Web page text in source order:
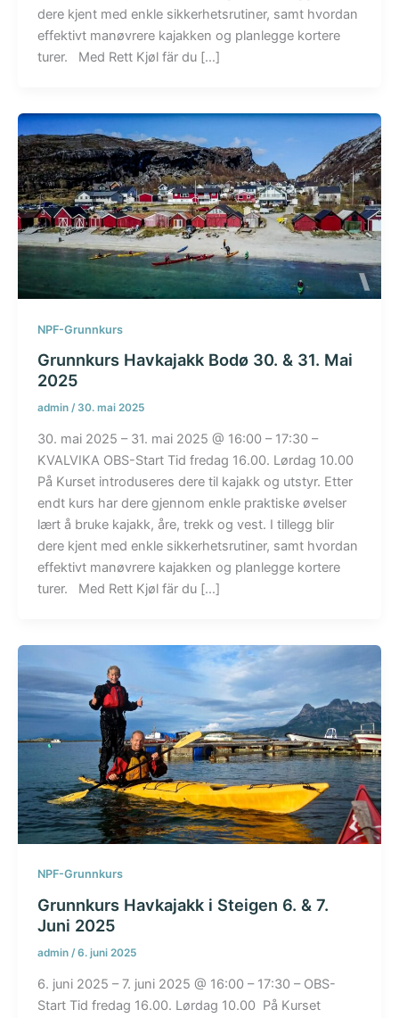
dere kjent med enkle sikkerhetsrutiner, samt hvordan
effektivt manøvrere kajakken og planlegge kortere
turer. Med Rett Kjøl fär du […]
NPF-Grunnkurs
Grunnkurs Havkajakk Bodø 30. & 31. Mai
2025
admin / 30. mai 2025
30. mai 2025 – 31. mai 2025 @ 16:00 – 17:30 –
KVALVIKA OBS-Start Tid fredag 16.00. Lørdag 10.00
På Kurset introduseres dere til kajakk og utstyr. Etter
endt kurs har dere gjennom enkle praktiske øvelser
lært å bruke kajakk, åre, trekk og vest. I tillegg blir
dere kjent med enkle sikkerhetsrutiner, samt hvordan
effektivt manøvrere kajakken og planlegge kortere
turer. Med Rett Kjøl fär du […]
NPF-Grunnkurs
Grunnkurs Havkajakk i Steigen 6. & 7.
Juni 2025
admin /6. juni 2025
6. juni 2025 – 7. juni 2025 @ 16:00 – 17:30 – OBS-
Start Tid fredag 16.00. Lørdag 10.00 På Kurset